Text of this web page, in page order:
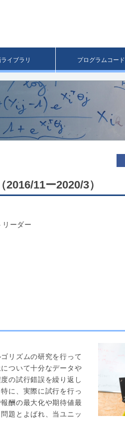
移
動
イブラリ プログラムコード
11ー2020/3）
リーダー
リズムの研究を行って
ついて十分なデータや
の試行錯誤を繰り返し
に、実際に試行を行っ
酬の最大化や期待値最
題とよばれ、当ユニッ